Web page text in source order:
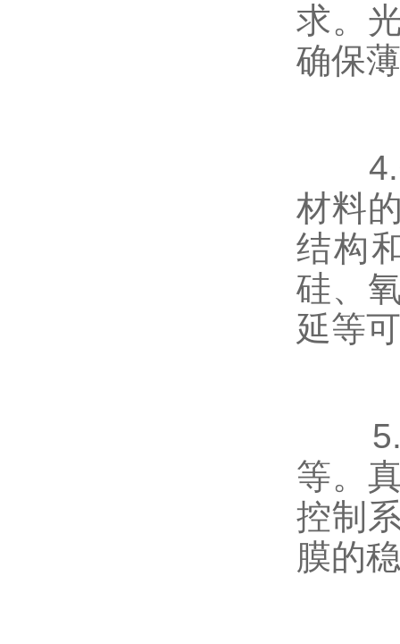
求。
确保
4.镀
材料
结构
硅、
延等
5.辅
等。
控制
膜的